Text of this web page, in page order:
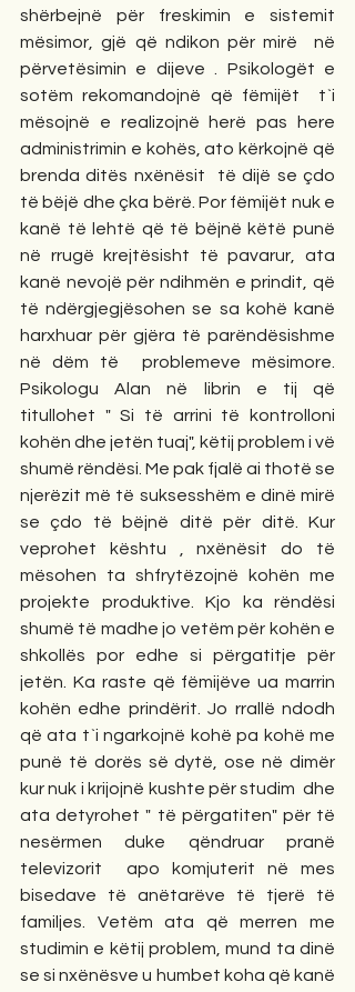
shërbejnë për freskimin e sistemit
mësimor, gjë që ndikon për mirë  në
përvetësimin e dijeve . Psikologët e
sotëm rekomandojnë që fëmijët  t`i
mësojnë e realizojnë herë pas here
administrimin e kohës, ato kërkojnë që
brenda ditës nxënësit  të dijë se çdo
të bëjë dhe çka bërë. Por fëmijët nuk e
kanë të lehtë që të bëjnë këtë punë
në rrugë krejtësisht të pavarur, ata
kanë nevojë për ndihmën e prindit, që
të ndërgjegjësohen se sa kohë kanë
harxhuar për gjëra të parëndësishme
në dëm të  problemeve mësimore.
Psikologu Alan në librin e tij që
titullohet " Si të arrini të kontrolloni
kohën dhe jetën tuaj", këtij problem i vë
shumë rëndësi. Me pak fjalë ai thotë se
njerëzit më të suksesshëm e dinë mirë
se çdo të bëjnë ditë për ditë. Kur
veprohet kështu , nxënësit do të
mësohen ta shfrytëzojnë kohën me
projekte produktive. Kjo ka rëndësi
shumë të madhe jo vetëm për kohën e
shkollës por edhe si përgatitje për
jetën. Ka raste që fëmijëve ua marrin
kohën edhe prindërit. Jo rrallë ndodh
që ata t`i ngarkojnë kohë pa kohë me
punë të dorës së dytë, ose në dimër
kur nuk i krijojnë kushte për studim  dhe
ata detyrohet " të përgatiten" për të
nesërmen duke qëndruar pranë
televizorit  apo komjuterit në mes
bisedave të anëtarëve të tjerë të
familjes. Vetëm ata që merren me
studimin e këtij problem, mund ta dinë
se si nxënësve u humbet koha që kanë